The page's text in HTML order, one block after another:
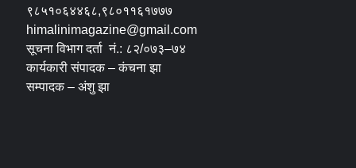
९८५१०६४४६८,९८०११६१७७७
himalinimagazine@gmail.com
सूचना विभाग दर्ता नं.: ८२/०७३–७४
कार्यकारी संपादक – कंचना झा
सम्पादक – अंशु झा